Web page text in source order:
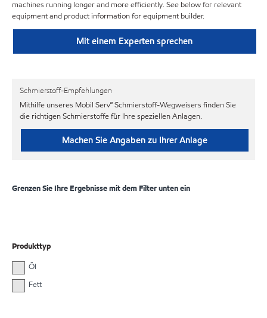
machines running longer and more efficiently. See below for relevant
equipment and product information for equipment builder.
Mit einem Experten sprechen
Schmierstoff-Empfehlungen
Mithilfe unseres Mobil Serv℠ Schmierstoff-Wegweisers finden Sie
die richtigen Schmierstoffe für Ihre speziellen Anlagen.
Machen Sie Angaben zu Ihrer Anlage
Grenzen Sie Ihre Ergebnisse mit dem Filter unten ein
Produkttyp
Öl
Fett